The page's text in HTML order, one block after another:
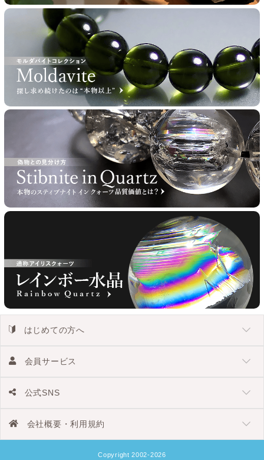
はじめての方へ
会員サービス
公式SNS
会社概要・利用規約
Copyright 2002-2026